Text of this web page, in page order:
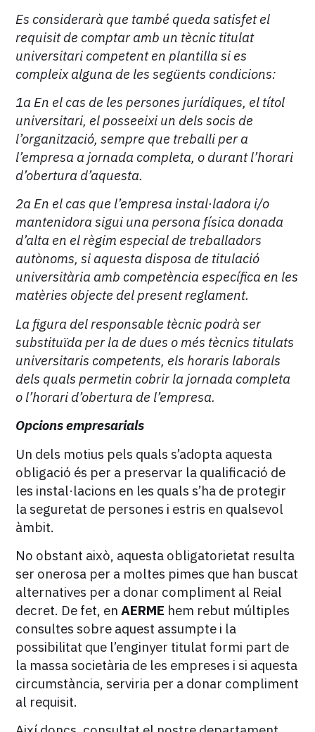
Es considerarà que també queda satisfet el
requisit de comptar amb un tècnic titulat
universitari competent en plantilla si es
compleix alguna de les següents condicions:
1a En el cas de les persones jurídiques, el títol
universitari, el posseeixi un dels socis de
l’organització, sempre que treballi per a
l’empresa a jornada completa, o durant l’horari
d’obertura d’aquesta.
2a En el cas que l’empresa instal·ladora i/o
mantenidora sigui una persona física donada
d’alta en el règim especial de treballadors
autònoms, si aquesta disposa de titulació
universitària amb competència específica en les
matèries objecte del present reglament.
La figura del responsable tècnic podrà ser
substituïda per la de dues o més tècnics titulats
universitaris competents, els horaris laborals
dels quals permetin cobrir la jornada completa
o l’horari d’obertura de l’empresa.
Opcions empresarials
Un dels motius pels quals s’adopta aquesta
obligació és per a preservar la qualificació de
les instal·lacions en les quals s’ha de protegir
la seguretat de persones i estris en qualsevol
àmbit.
No obstant això, aquesta obligatorietat resulta
ser onerosa per a moltes pimes que han buscat
alternatives per a donar compliment al Reial
decret. De fet, enAERME hem rebut múltiples
consultes sobre aquest assumpte i la
possibilitat que l’enginyer titulat formi part de
la massa societària de les empreses i si aquesta
circumstància, serviria per a donar compliment
al requisit.